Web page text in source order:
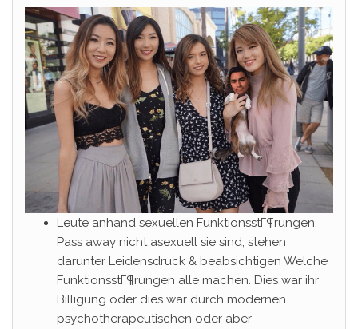
Leute anhand sexuellen FunktionsstГ¶rungen,
Pass away nicht asexuell sie sind, stehen
darunter Leidensdruck & beabsichtigen Welche
FunktionsstГ¶rungen alle machen. Dies war ihr
Billigung oder dies war durch modernen
psychotherapeutischen oder aber